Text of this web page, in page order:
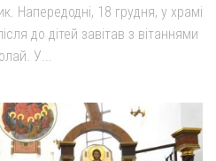
Напередодні, 18 грудня, у храмі
до дітей завітав з вітаннями
У...